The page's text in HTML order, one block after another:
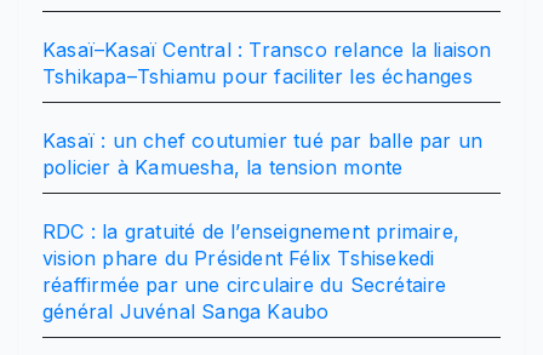
Kasaï–Kasaï Central : Transco relance la liaison
Tshikapa–Tshiamu pour faciliter les échanges
Kasaï : un chef coutumier tué par balle par un
policier à Kamuesha, la tension monte
RDC : la gratuité de l’enseignement primaire,
vision phare du Président Félix Tshisekedi
réaffirmée par une circulaire du Secrétaire
général Juvénal Sanga Kaubo